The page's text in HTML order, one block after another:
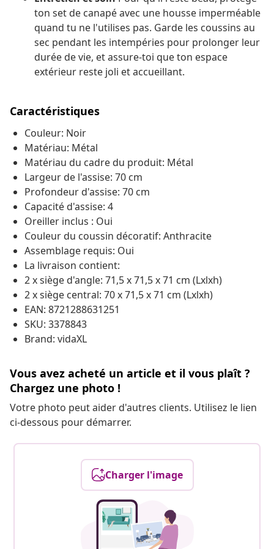
ton set de canapé avec une housse imperméable
quand tu ne l'utilises pas. Garde les coussins au
sec pendant les intempéries pour prolonger leur
durée de vie, et assure-toi que ton espace
extérieur reste joli et accueillant.
Caractéristiques
Couleur: Noir
Matériau: Métal
Matériau du cadre du produit: Métal
Largeur de l'assise: 70 cm
Profondeur d'assise: 70 cm
Capacité d'assise: 4
Oreiller inclus : Oui
Couleur du coussin décoratif: Anthracite
Assemblage requis: Oui
La livraison contient:
2 x siège d'angle: 71,5 x 71,5 x 71 cm (Lxlxh)
2 x siège central: 70 x 71,5 x 71 cm (Lxlxh)
EAN: 8721288631251
SKU: 3378843
Brand: vidaXL
Vous avez acheté un article et il vous plaît ?
Chargez une photo !
Votre photo peut aider d'autres clients. Utilisez le lien
ci-dessous pour démarrer.
Charger l'image